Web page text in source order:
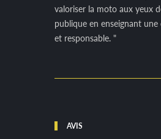
valoriser la moto aux yeux
publique en enseignant
et responsable. "
AVIS